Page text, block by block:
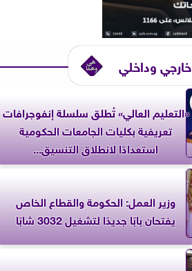
خارجي وداخلي
«التعليم العالي» تُطلق سلسلة إنفوجرافات
تعريفية بكليات الجامعات الحكومية
استعدادًا لانطلاق التنسيق...
وزير العمل: الحكومة والقطاع الخاص
يفتحان بابًا جديدًا لتشغيل 3032 شابًا